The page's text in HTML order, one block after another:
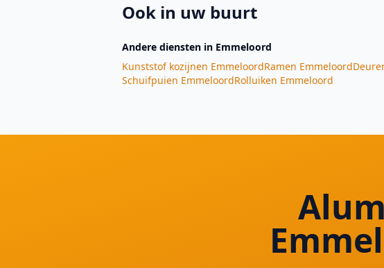
Ook in uw buurt
Andere diensten in Emmeloord
Kunststof kozijnen EmmeloordRamen Emmeloord
Schuifpuien EmmeloordRolluiken Emmeloord